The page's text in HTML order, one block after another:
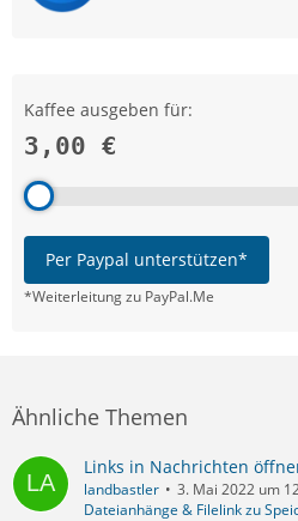
Kaffee ausgeben für:
3,00 €
Per Paypal unterstützen*
*Weiterleitung zu PayPal.Me
Ähnliche Themen
Links in Nachrichten
landbastler
3. Mai 2022 um
Dateianhänge & Filelink zu